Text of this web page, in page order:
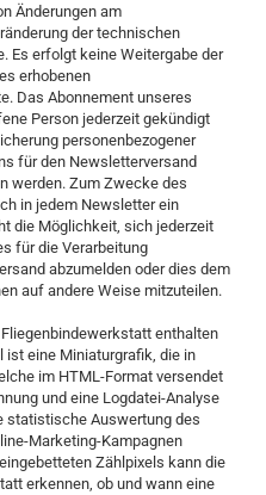
Änderungen am
der technischen
Es erfolgt keine Weitergabe der
erhobenen
Das Abonnement unseres
Person jederzeit gekündigt
personenbezogener
für den Newsletterversand
werden. Zum Zwecke des
in jedem Newsletter ein
die Möglichkeit, sich jederzeit
für die Verarbeitung
abzumelden oder dies dem
auf andere Weise mitzuteilen.
enthalten
ist eine Miniaturgrafik, die in
im HTML-Format versendet
und eine Logdatei-Analyse
statistische Auswertung des
Marketing-Kampagnen
Zählpixels kann die
erkennen, ob und wann eine